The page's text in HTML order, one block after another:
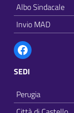
Albo Sindacale
Invio MAD
Facebook
SEDI
Perugia